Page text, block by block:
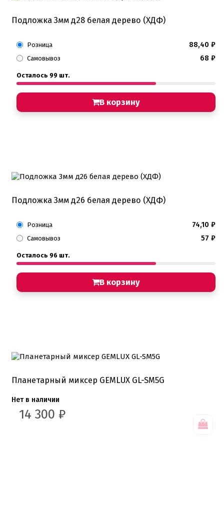
Подложка 3мм д28 белая дерево (ХДФ)
Розница 88,40 ₽
Самовывоз 68 ₽
Осталось 99 шт.
В корзину
Подложка 3мм д26 белая дерево (ХДФ)
Розница 74,10 ₽
Самовывоз 57 ₽
Осталось 96 шт.
В корзину
Планетарный миксер GEMLUX GL-SM5G
Нет в наличии
14 300 ₽